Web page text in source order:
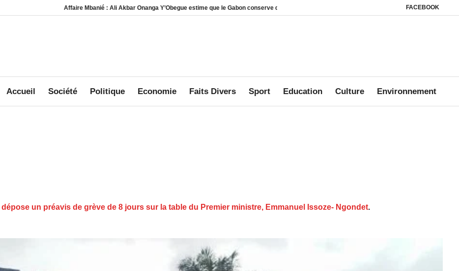
FACEBOOK
Affaire Mbanié : Ali Akbar Onanga Y’Obegue estime que le Gabon conserve des leviers juridiques Des milliers d’internautes mobilisés pour Jonathan :
Accueil Société Politique Economie Faits Divers Sport Education Culture Environnement
dépose un préavis de grève de 8 jours sur la table du Premier ministre, Emmanuel Issoze- Ngondet.